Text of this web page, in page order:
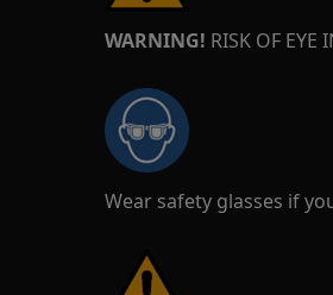
WARNING! RISK OF EYE
Wear safety glasses if